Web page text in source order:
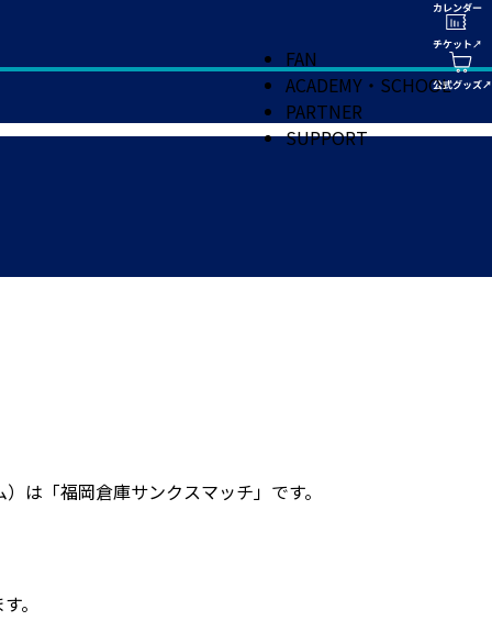
FAN
ACADEMY・SCHOOL
PARTNER
SUPPORT
は「福岡倉庫サンクスマッチ」です。
。